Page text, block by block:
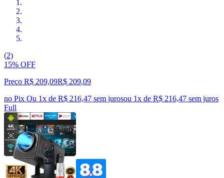
(2)
15% OFF
Preço R$ 209,09R$ 209,09
no Pix Ou 1x de R$ 216,47 sem jurosou 1x de R$ 216,47 sem juros
Full